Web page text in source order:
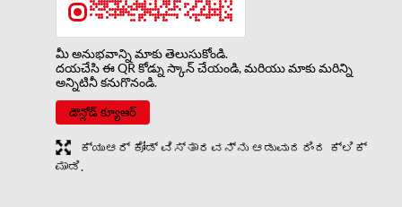
మీ అనుభవాన్ని మాకు తెలుసుకోండి.
దయచేసి ఈ QR కోడ్ను స్కాన్ చేయండి, మరియు మాకు మరిన్ని
అన్నిటినీ కనుగొనండి.
డౌన్లోడ్ క్యూఆర్
ಕ್ಯುಆರ್ ಕೋಡ್ ವಿಸ್ತಾರವನ್ನು ಆಡುವುದರಿಂದ ಕ್ಲಿಕ್
ಮಾಡಿ.